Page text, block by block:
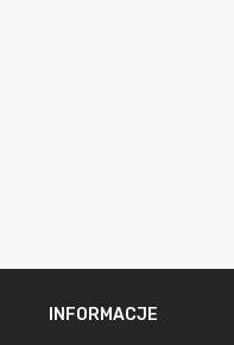
INFORMACJE